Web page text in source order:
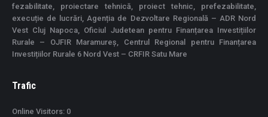
fezabilitate, proiectare tehnică, proiect tehnic, prefezabilitate,
execuție de lucrări, Agenția de Dezvoltare Regională – ADR Nord
Vest Cluj Napoca, Oficiul Judetean pentru Finanțarea Investițiilor
Rurale – OJFIR Maramureș, Centrul Regional pentru Finanțarea
Investițiilor Rurale 6 Nord Vest – CRFIR Satu Mare
Trafic
Online Visitors: 0